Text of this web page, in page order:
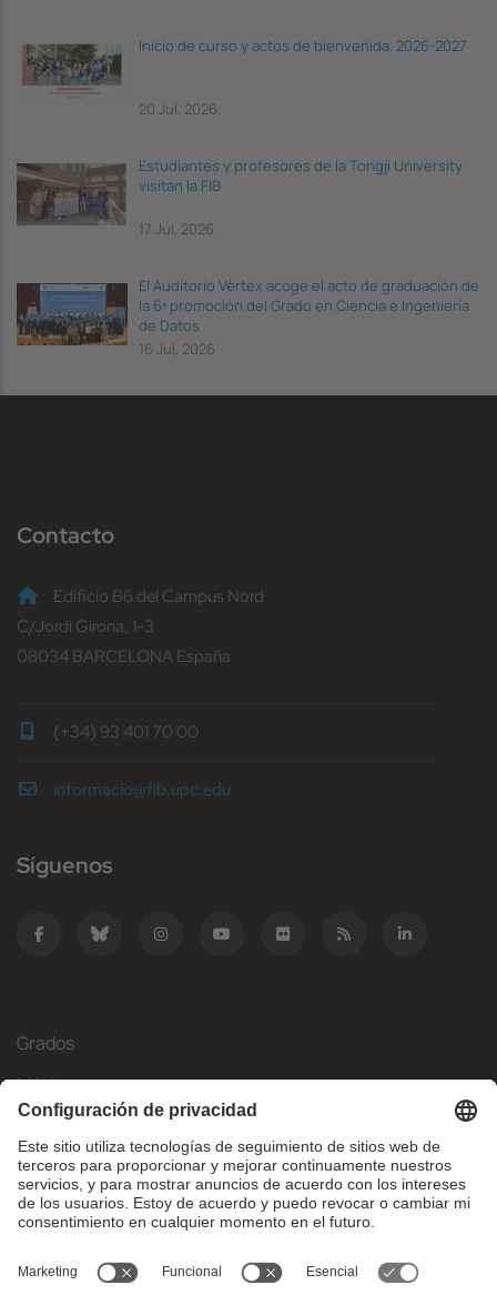
Inicio de curso y actos de bienvenida, 2026-2027
20 Jul, 2026
Estudiantes y profesores de la Tongji University
visitan la FIB
17 Jul, 2026
El Auditorio Vèrtex acoge el acto de graduación de
la 6ª promoción del Grado en Ciencia e Ingeniería
de Datos
16 Jul, 2026
Contacto
Edificio B6 del Campus Nord
C/Jordi Girona, 1-3
08034 BARCELONA España
(+34) 93 401 70 00
informacio@fib.upc.edu
Síguenos
Grados
Másteres
Movilidad Internacional
Investigación
Empresa
¿Qué necesitas?